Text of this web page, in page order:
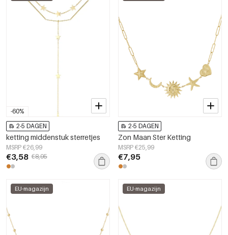
-60%
2-5 DAGEN
ketting middenstuk sterretjes
MSRP €26,99
€3,58 €8,95
2-5 DAGEN
Zon Maan Ster Ketting
MSRP €25,99
€7,95
EU-magazijn EU-magazijn